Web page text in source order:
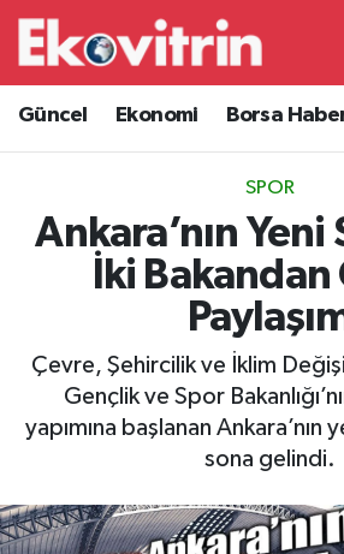
Güncel Ekonomi Borsa
SPOR
Ankara’nın Yeni
İki
Çevre, Şehircilik ve İklim
Gençlik ve Spor
yapımına başlanan Ankara’nın
sona gelindi.
Güncel
Ekonomi
Borsa Haberleri
İş Dünyası
Otovitrin
Magazin
Hava Durumu
Trafik Durumu
Süper Lig Puan Durumu ve
Tüm Manşetler
Son Dakika Haberleri
Haber Arşivi